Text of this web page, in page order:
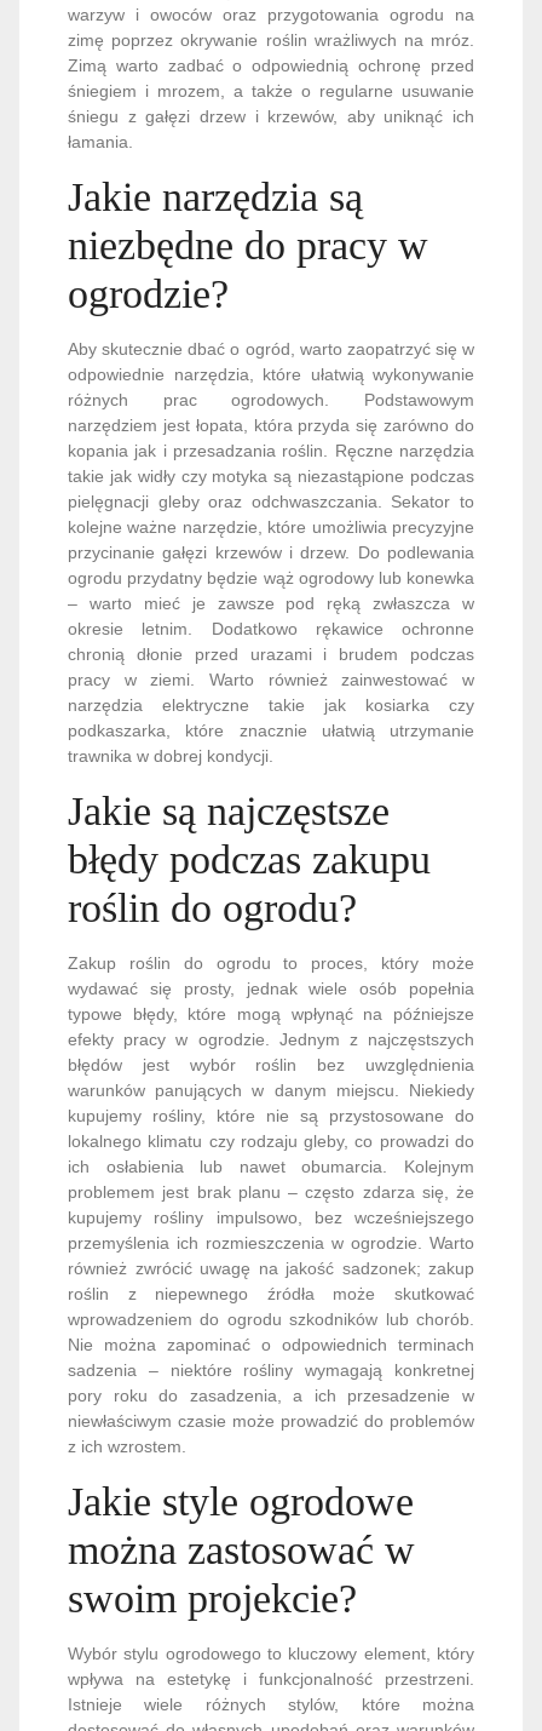
warzyw i owoców oraz przygotowania ogrodu na
zimę poprzez okrywanie roślin wrażliwych na mróz.
Zimą warto zadbać o odpowiednią ochronę przed
śniegiem i mrozem, a także o regularne usuwanie
śniegu z gałęzi drzew i krzewów, aby uniknąć ich
łamania.
Jakie narzędzia są
niezbędne do pracy w
ogrodzie?
Aby skutecznie dbać o ogród, warto zaopatrzyć się w
odpowiednie narzędzia, które ułatwią wykonywanie
różnych prac ogrodowych. Podstawowym
narzędziem jest łopata, która przyda się zarówno do
kopania jak i przesadzania roślin. Ręczne narzędzia
takie jak widły czy motyka są niezastąpione podczas
pielęgnacji gleby oraz odchwaszczania. Sekator to
kolejne ważne narzędzie, które umożliwia precyzyjne
przycinanie gałęzi krzewów i drzew. Do podlewania
ogrodu przydatny będzie wąż ogrodowy lub konewka
– warto mieć je zawsze pod ręką zwłaszcza w
okresie letnim. Dodatkowo rękawice ochronne
chronią dłonie przed urazami i brudem podczas
pracy w ziemi. Warto również zainwestować w
narzędzia elektryczne takie jak kosiarka czy
podkaszarka, które znacznie ułatwią utrzymanie
trawnika w dobrej kondycji.
Jakie są najczęstsze
błędy podczas zakupu
roślin do ogrodu?
Zakup roślin do ogrodu to proces, który może
wydawać się prosty, jednak wiele osób popełnia
typowe błędy, które mogą wpłynąć na późniejsze
efekty pracy w ogrodzie. Jednym z najczęstszych
błędów jest wybór roślin bez uwzględnienia
warunków panujących w danym miejscu. Niekiedy
kupujemy rośliny, które nie są przystosowane do
lokalnego klimatu czy rodzaju gleby, co prowadzi do
ich osłabienia lub nawet obumarcia. Kolejnym
problemem jest brak planu – często zdarza się, że
kupujemy rośliny impulsowo, bez wcześniejszego
przemyślenia ich rozmieszczenia w ogrodzie. Warto
również zwrócić uwagę na jakość sadzonek; zakup
roślin z niepewnego źródła może skutkować
wprowadzeniem do ogrodu szkodników lub chorób.
Nie można zapominać o odpowiednich terminach
sadzenia – niektóre rośliny wymagają konkretnej
pory roku do zasadzenia, a ich przesadzenie w
niewłaściwym czasie może prowadzić do problemów
z ich wzrostem.
Jakie style ogrodowe
można zastosować w
swoim projekcie?
Wybór stylu ogrodowego to kluczowy element, który
wpływa na estetykę i funkcjonalność przestrzeni.
Istnieje wiele różnych stylów, które można